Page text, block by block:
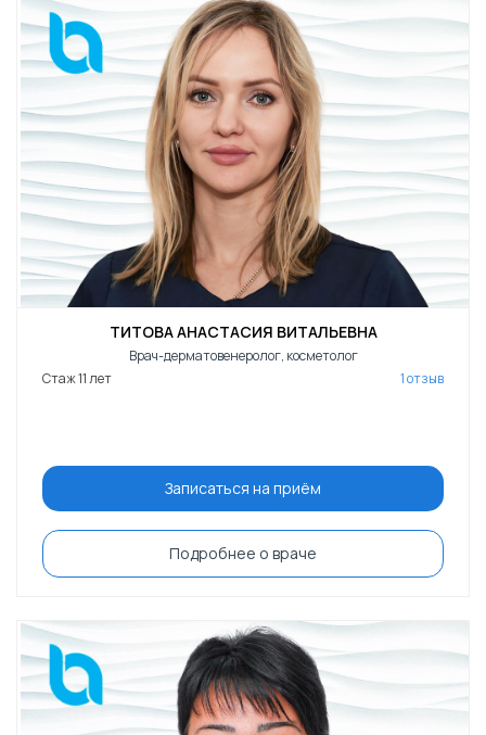
ТИТОВА АНАСТАСИЯ ВИТАЛЬЕВНА
Врач-дерматовенеролог, косметолог
Стаж 11 лет
1 отзыв
Записаться на приём
Подробнее о враче